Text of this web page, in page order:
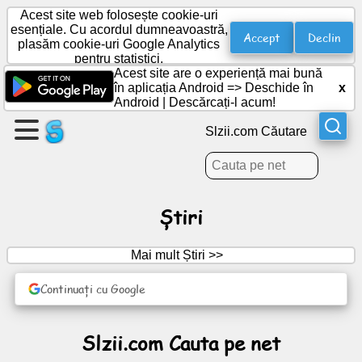
Creați
o
pagină
Creați
Agendă
Acest site web folosește cookie-uri
esențiale. Cu acordul dumneavoastră,
plasăm cookie-uri Google Analytics
pentru statistici.
Accept Declin
Acest site are o experiență mai bună
în aplicația Android => Deschide în
Android
Descărcați-l acum!
x
Slzii.com Căutare
Știri
Mai mult Știri >>
Continuați cu Google
Slzii.com Cauta pe net